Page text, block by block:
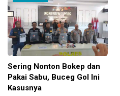
Sering Nonton Bokep dan
Pakai Sabu, Buceg Gol Ini
Kasusnya